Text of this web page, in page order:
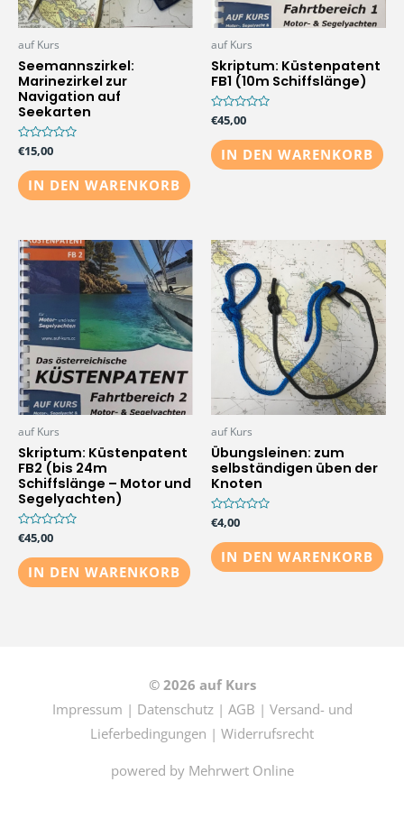
auf Kurs
Seemannszirkel:
Marinezirkel zur
Navigation auf
Seekarten
Bewertet
mit
von
5
€15,00
IN DEN WARENKORB
auf Kurs
Skriptum: Küstenpatent
FB1 (10m Schiffslänge)
Bewertet
mit
von
5
€45,00
IN DEN WARENKORB
auf Kurs
Skriptum: Küstenpatent
FB2 (bis 24m
Schiffslänge – Motor und
Segelyachten)
Bewertet
mit
von
5
€45,00
IN DEN WARENKORB
auf Kurs
Übungsleinen: zum
selbständigen üben der
Knoten
Bewertet
mit
von
5
€4,00
IN DEN WARENKORB
© 2026 auf Kurs
Impressum | Datenschutz| AGB | Versand- und
Lieferbedingungen | Widerrufsrecht
powered by Mehrwert Online